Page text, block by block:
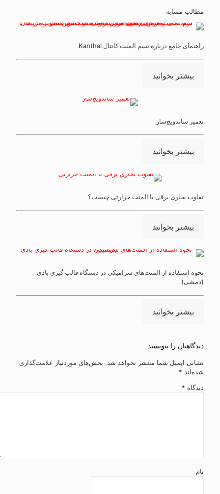
مطالب مشابه
راهنمای جامع درباره سیم المنت کانتال Kanthal
بیشتر بخوانید
تعمیر ساندویچ‌ساز
بیشتر بخوانید
تفاوت بخاری برقی با المنت حرارتی چیست؟
بیشتر بخوانید
نحوه استفاده از المنت‌های سرامیکی در دستگاه قالب ‌گیری بادی
(دمشی)
بیشتر بخوانید
دیدگاهتان را بنویسید
نشانی ایمیل شما منتشر نخواهد شد. بخش‌های موردنیاز علامت‌گذاری
شده‌اند *
دیدگاه *
نام